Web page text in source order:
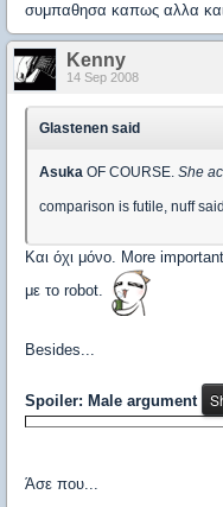
συμπαθησα καπως αλλα
Kenny
14 Sep 2008
Glastenen said
Asuka OF COURSE. She
comparison is futile, nuff said
Και όχι μόνο. More
με το robot.
Besides...
Spoiler: Male argument
Άσε που...